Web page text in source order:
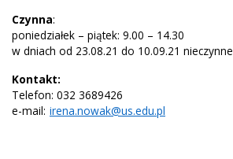
Czynna:
poniedziałek – piątek: 9.00 – 14.30
w dniach od 23.08.21 do 10.09.21 nieczynne
Kontakt:
Telefon: 032 3689426
e-mail: irena.nowak@us.edu.pl